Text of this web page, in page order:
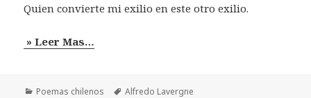
Quien convierte mi exilio en este otro exilio.
» Leer Mas…
Categorías
Poemas chilenos Etiquetas
Alfredo Lavergne